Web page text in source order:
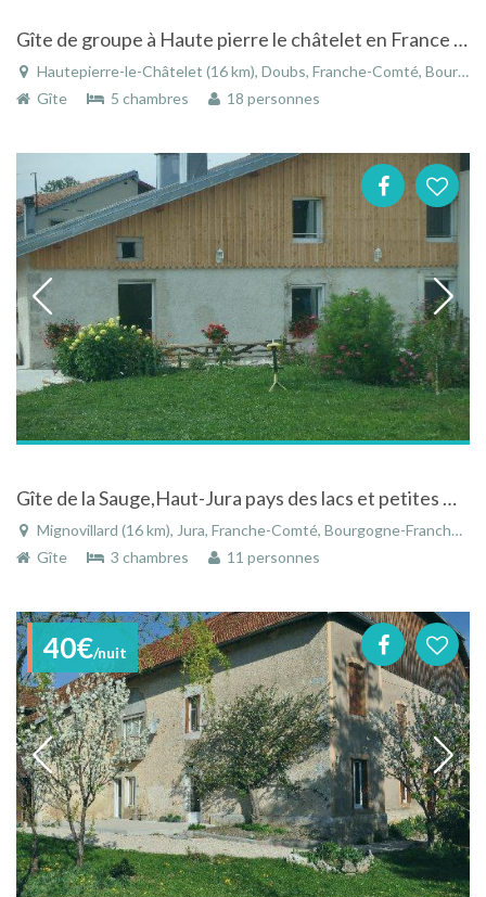
Gîte de groupe à Haute pierre le châtelet en France Comté site panoramique
Hautepierre-le-Châtelet (16 km), Doubs, Franche-Comté, Bourgogne-Franche-Comté, France
Gîte
5 chambres 18 personnes
Gîte de la Sauge,Haut-Jura pays des lacs et petites montagne, ski nordique et alpin, rando, baignade
Mignovillard (16 km), Jura, Franche-Comté, Bourgogne-Franche-Comté, France
Gîte
3 chambres 11 personnes
40€/nuit